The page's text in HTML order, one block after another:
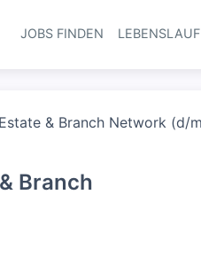
JOBS FINDEN
& Branch Network (d/
Branch